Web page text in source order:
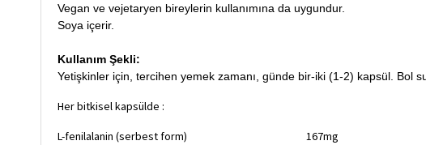
​Vegan ve vejetaryen bireylerin kullanımına da uygundur.
Soya içerir.
Kullanım Şekli:
Yetişkinler için, tercihen yemek zamanı, günde bir-iki (1-2) kapsül. Bol su
Her bitkisel kapsülde :
L-fenilalanin (serbest form) 167mg